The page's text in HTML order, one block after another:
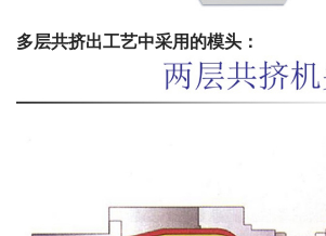
多层共挤出工艺中采用的模头：